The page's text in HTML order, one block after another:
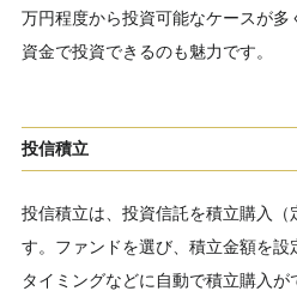
万円程度から投資可能なケースが
資金で投資できるのも魅力です。
投信積立
投信積立は、投資信託を積立購入
す。ファンドを選び、積立金額を
タイミングなどに自動で積立購入